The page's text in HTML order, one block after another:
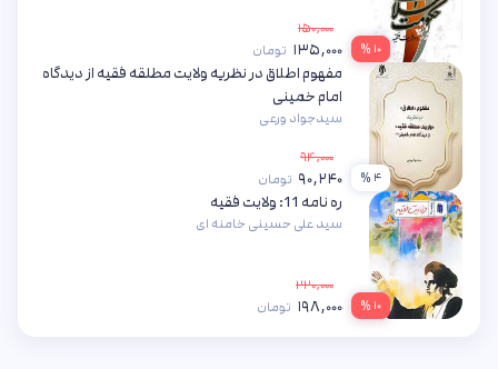
۱۰ %
۱۵۰,۰۰۰
۱۳۵,۰۰۰ تومان
۴ %
مفهوم اطلاق در نظریه ولایت مطلقه فقیه از دیدگاه
امام خمینی
سیدجواد ورعی
۹۴,۰۰۰
۹۰,۲۴۰ تومان
۱۰ %
ره نامه 11: ولایت فقیه
سید علی حسینی خامنه ای
۲۲۰,۰۰۰
۱۹۸,۰۰۰ تومان